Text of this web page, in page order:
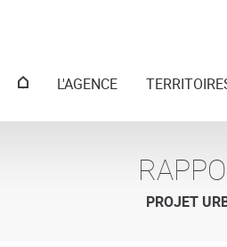
MenuL'AGENCE
PROJET